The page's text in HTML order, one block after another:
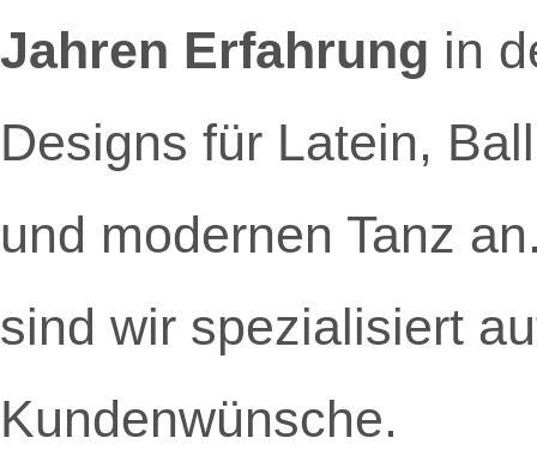
Jahren Erfahrung in
Designs für Latein,
und modernen Tanz
sind wir spezialisiert
Kundenwünsche.